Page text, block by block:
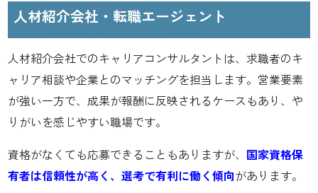
人材紹介会社・転職エージェント
人材紹介会社でのキャリアコンサルタントは、求職者のキ
ャリア相談や企業とのマッチングを担当します。営業要素
が強い一方で、成果が報酬に反映されるケースもあり、や
りがいを感じやすい職場です。
資格がなくても応募できることもありますが、 国家資格保
有者は信頼性が高く、選考で有利に働く傾向があります。